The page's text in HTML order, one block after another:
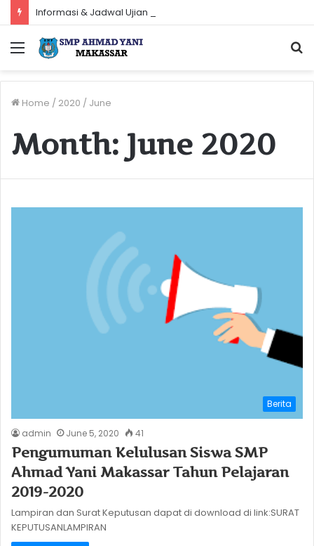
Menu
Home / 2020 / June
Month: June 2020
Berita
admin June 5, 2020 41
Pengumuman Kelulusan Siswa SMP
Ahmad Yani Makassar Tahun Pelajaran
2019-2020
Lampiran dan Surat Keputusan dapat di download di link:SURAT
KEPUTUSANLAMPIRAN